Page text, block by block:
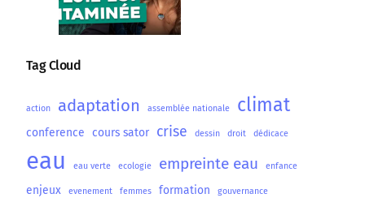
Tag Cloud
action adaptation assemblée nationale climat
conference cours sator crise dessin droit dédicace
eau eau verte ecologie empreinte eau enfance
enjeux evenement femmes formation gouvernance